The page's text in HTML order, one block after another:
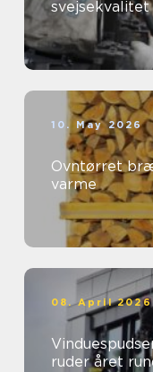
10. May 2026
Ovntørret brænde effektiv,
varme
08. April 2026
Vinduespudser odense
ruder året